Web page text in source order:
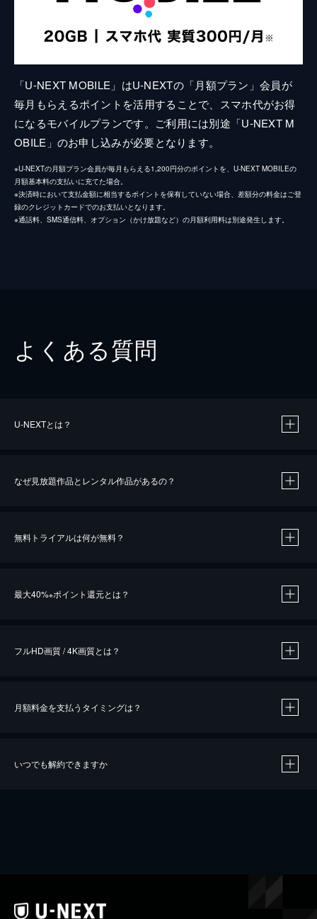
「U-NEXT MOBILE」はU-NEXTの「月額プラン」会員が
毎月もらえるポイントを活用することで、スマホ代がお得
になるモバイルプランです。ご利用には別途「U-NEXT M
OBILE」のお申し込みが必要となります。
※U-NEXTの月額プラン会員が毎月もらえる1,200円分のポイントを、U-NEXT MOBILEの
月額基本料の支払いに充てた場合。
※決済時において支払金額に相当するポイントを保有していない場合、差額分の料金はご登
録のクレジットカードでのお支払いとなります。
※通話料、SMS通信料、オプション（かけ放題など）の月額利用料は別途発生します。
よくある質問
U-NEXTとは？
なぜ見放題作品とレンタル作品があるの？
無料トライアルは何が無料？
最大40%※ポイント還元とは？
※40％ポイント還元の対象は、クレジットカード決済による作品の購入 / レンタルです。
iOSアプリのUコイン決済による作品の購入 / レンタルは、20％のポイント還元です。
フルHD画質 / 4K画質とは？
月額料金を支払うタイミングは？
いつでも解約できますか